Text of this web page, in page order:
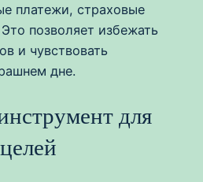
платежи, страховые
позволяет избежать
и чувствовать
дне.
для